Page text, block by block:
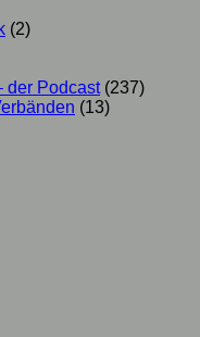
(2)
der Podcast(237)
(13)